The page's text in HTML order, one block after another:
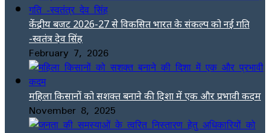
केंद्रीय बजट 2026-27 से विकसित भारत के संकल्प को नई गति
-स्वतंत्र देव सिंह
February 7, 2026
महिला किसानों को सशक्त बनाने की दिशा में एक और प्रभावी कदम
November 8, 2025